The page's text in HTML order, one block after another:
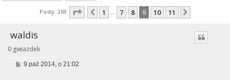
Posty: 269 Strona z 11
Poprzednia
1 … 7 8 9 10 11
waldis
0 gwiazdek
P9 paź 2014, o 21:02